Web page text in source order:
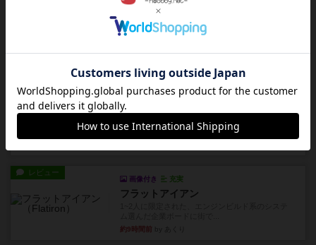
ピタッコカルタ
ボドゲ相席会でプレイしましたひらがなが書かれ
ルール/インスト
画像付き 充実
ノームズ・アット・ナイト
ベネボレンス女王は、忠実な臣民を称えるための
祝宴を開こうとしています。...
レビュー
画像付き 充実
フラットアイアン
約9時間前